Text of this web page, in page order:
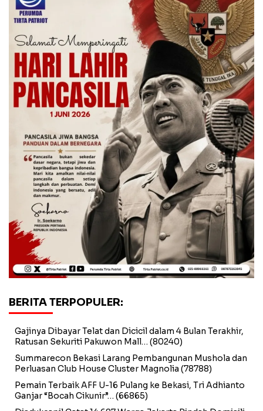
BERITA TERPOPULER:
Gajinya Dibayar Telat dan Dicicil dalam 4 Bulan Terakhir,
Ratusan Sekuriti Pakuwon Mall… (80240)
Summarecon Bekasi Larang Pembangunan Mushola dan
Perluasan Club House Cluster Magnolia (78788)
Pemain Terbaik AFF U-16 Pulang ke Bekasi, Tri Adhianto
Ganjar “Bocah Cikunir”… (66865)